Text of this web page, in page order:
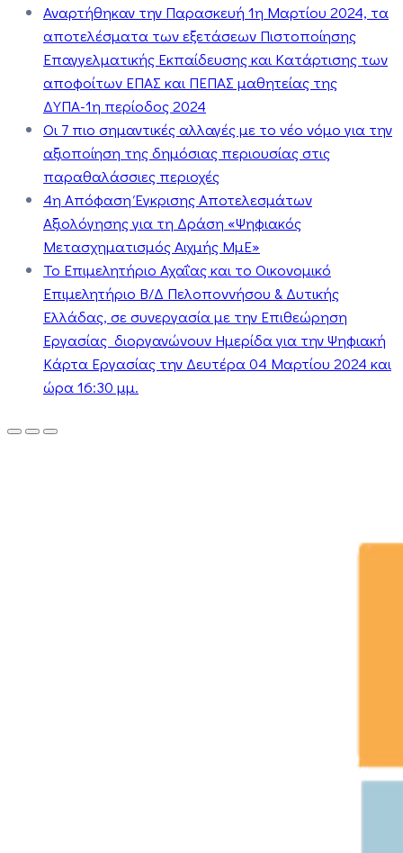
Αναρτήθηκαν την Παρασκευή 1η Μαρτίου 2024, τα
αποτελέσματα των εξετάσεων Πιστοποίησης
Επαγγελματικής Εκπαίδευσης και Κατάρτισης των
αποφοίτων ΕΠΑΣ και ΠΕΠΑΣ μαθητείας της
ΔΥΠΑ-1η περίοδος 2024
Οι 7 πιο σημαντικές αλλαγές με το νέο νόμο για την
αξιοποίηση της δημόσιας περιουσίας στις
παραθαλάσσιες περιοχές
4η Απόφαση Έγκρισης Αποτελεσμάτων
Αξιολόγησης για τη Δράση «Ψηφιακός
Μετασχηματισμός Αιχμής ΜμΕ»
Το Επιμελητήριο Αχαΐας και το Οικονομικό
Επιμελητήριο Β/Δ Πελοποννήσου & Δυτικής
Ελλάδας, σε συνεργασία με την Επιθεώρηση
Εργασίας διοργανώνουν Ημερίδα για την Ψηφιακή
Κάρτα Εργασίας την Δευτέρα 04 Μαρτίου 2024 και
ώρα 16:30 μμ.